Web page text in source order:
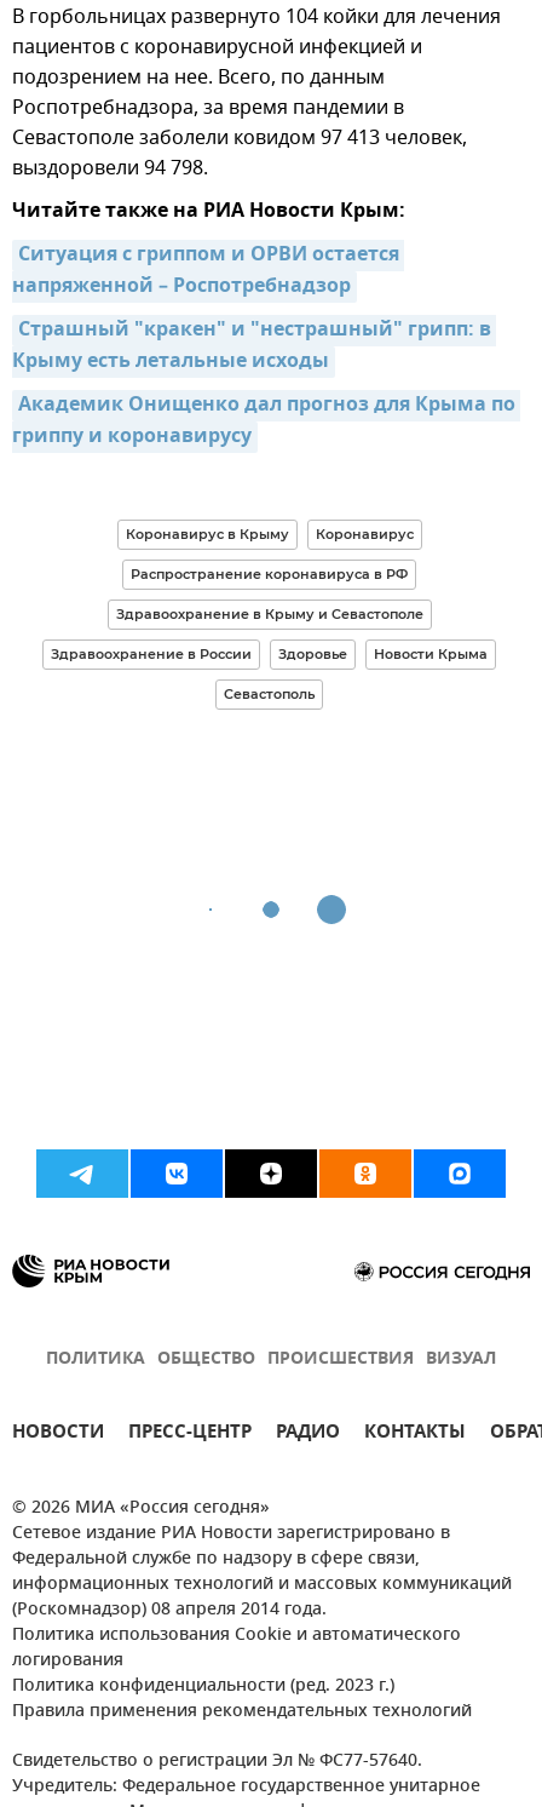
В горбольницах развернуто 104 койки для лечения
пациентов с коронавирусной инфекцией и
подозрением на нее. Всего, по данным
Роспотребнадзора, за время пандемии в
Севастополе заболели ковидом 97 413 человек,
выздоровели 94 798.
Читайте также на РИА Новости Крым:
Ситуация с гриппом и ОРВИ остается
напряженной – Роспотребнадзор
Страшный "кракен" и "нестрашный" грипп: в
Крыму есть летальные исходы
Академик Онищенко дал прогноз для Крыма по
гриппу и коронавирусу
Коронавирус в Крыму Коронавирус
Распространение коронавируса в РФ
Здравоохранение в Крыму и Севастополе
Здравоохранение в России Здоровье Новости Крыма
Севастополь
ПОЛИТИКА ОБЩЕСТВО ПРОИСШЕСТВИЯ ВИЗУАЛ
НОВОСТИ ПРЕСС-ЦЕНТР РАДИО КОНТАКТЫ
© 2026 МИА «Россия сегодня»
Сетевое издание РИА Новости зарегистрировано в
Федеральной службе по надзору в сфере связи,
информационных технологий и массовых коммуникаций
(Роскомнадзор) 08 апреля 2014 года.
Политика использования Cookie и автоматического
логирования
Политика конфиденциальности (ред. 2023 г.)
Правила применения рекомендательных технологий
Свидетельство о регистрации Эл № ФС77-57640.
Учредитель: Федеральное государственное унитарное